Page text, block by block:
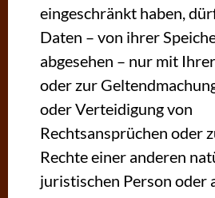
eingeschränkt haben,
Daten – von ihrer
abgesehen – nur mit
oder zur
oder Verteidigung von
Rechtsansprüchen oder
Rechte einer anderen
juristischen Person oder